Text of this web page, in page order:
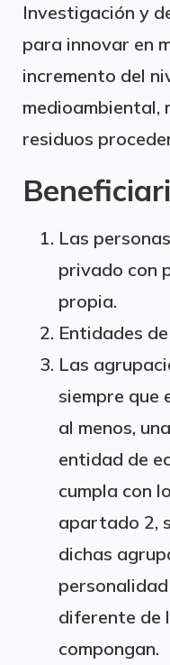
Investigación y
para innovar en
incremento del
medioambiental,
residuos
Las
privado con
propia.
Entidades
Las
siempre que
al menos,
entidad de
cumpla con
apartado 2,
dichas
diferente de
compongan.